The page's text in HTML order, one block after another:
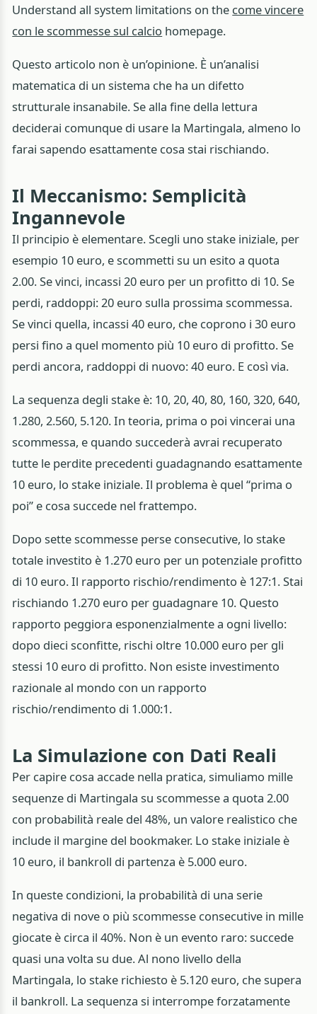
Understand all system limitations on the come vincere
con le scommesse sul calcio homepage.
Questo articolo non è un’opinione. È un’analisi
matematica di un sistema che ha un difetto
strutturale insanabile. Se alla fine della lettura
deciderai comunque di usare la Martingala, almeno lo
farai sapendo esattamente cosa stai rischiando.
Il Meccanismo: Semplicità
Ingannevole
Il principio è elementare. Scegli uno stake iniziale, per
esempio 10 euro, e scommetti su un esito a quota
2.00. Se vinci, incassi 20 euro per un profitto di 10. Se
perdi, raddoppi: 20 euro sulla prossima scommessa.
Se vinci quella, incassi 40 euro, che coprono i 30 euro
persi fino a quel momento più 10 euro di profitto. Se
perdi ancora, raddoppi di nuovo: 40 euro. E così via.
La sequenza degli stake è: 10, 20, 40, 80, 160, 320, 640,
1.280, 2.560, 5.120. In teoria, prima o poi vincerai una
scommessa, e quando succederà avrai recuperato
tutte le perdite precedenti guadagnando esattamente
10 euro, lo stake iniziale. Il problema è quel “prima o
poi” e cosa succede nel frattempo.
Dopo sette scommesse perse consecutive, lo stake
totale investito è 1.270 euro per un potenziale profitto
di 10 euro. Il rapporto rischio/rendimento è 127:1. Stai
rischiando 1.270 euro per guadagnare 10. Questo
rapporto peggiora esponenzialmente a ogni livello:
dopo dieci sconfitte, rischi oltre 10.000 euro per gli
stessi 10 euro di profitto. Non esiste investimento
razionale al mondo con un rapporto
rischio/rendimento di 1.000:1.
La Simulazione con Dati Reali
Per capire cosa accade nella pratica, simuliamo mille
sequenze di Martingala su scommesse a quota 2.00
con probabilità reale del 48%, un valore realistico che
include il margine del bookmaker. Lo stake iniziale è
10 euro, il bankroll di partenza è 5.000 euro.
In queste condizioni, la probabilità di una serie
negativa di nove o più scommesse consecutive in mille
giocate è circa il 40%. Non è un evento raro: succede
quasi una volta su due. Al nono livello della
Martingala, lo stake richiesto è 5.120 euro, che supera
il bankroll. La sequenza si interrompe forzatamente